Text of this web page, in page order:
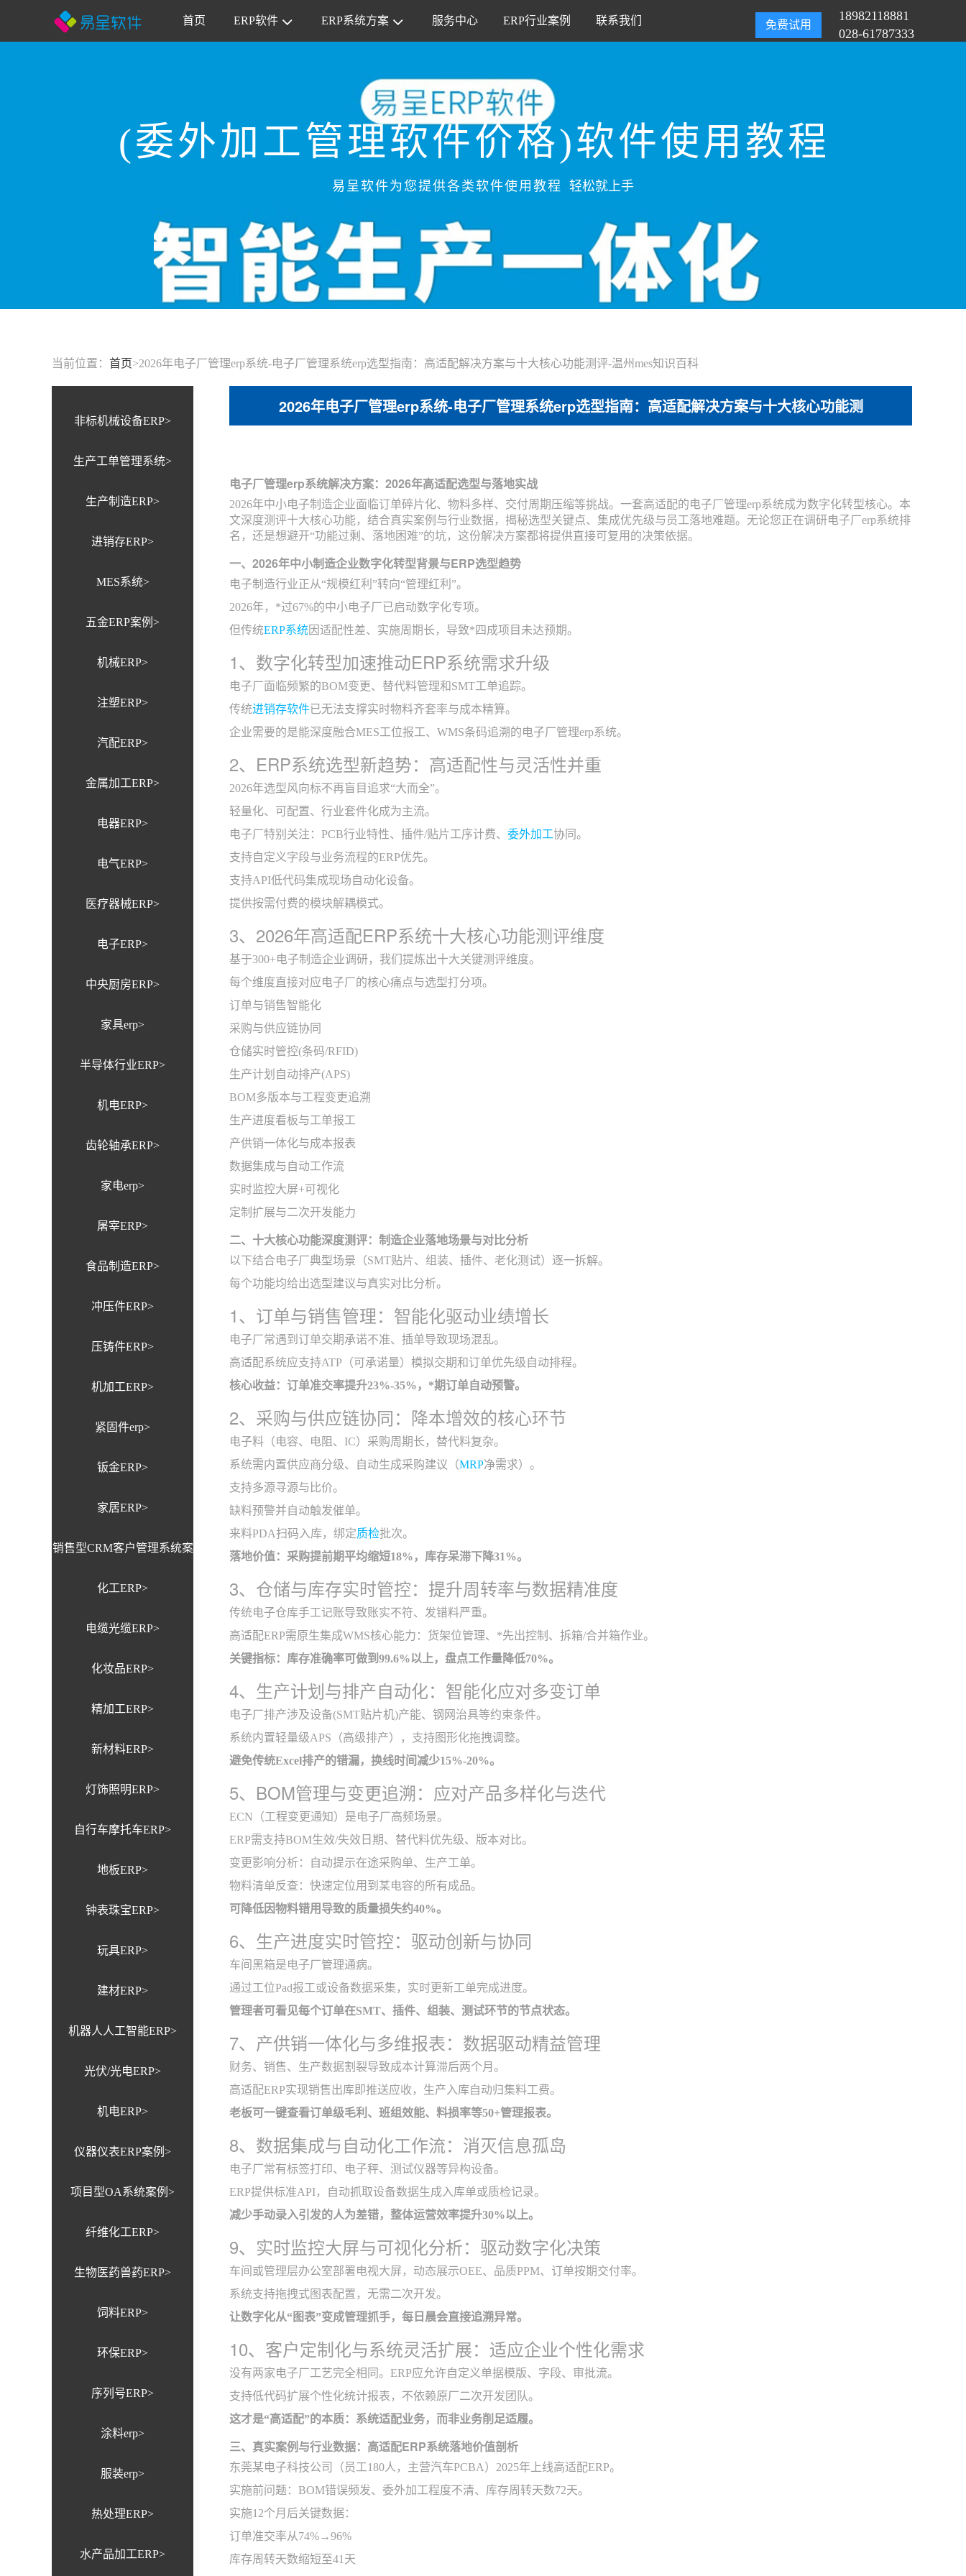
免费试用
18982118881
028-61787333
首页 ERP软件 ERP系统方案 服务中心 ERP行业案例 联系我们
(委外加工管理软件价格)软件使用教程
易呈软件为您提供各类软件使用教程 轻松就上手
当前位置： 首页>2026年电子厂管理erp系统-电子厂管理系统erp选型指南：高适配解决方案与十大核心功能测评-温州mes知识百科
非标机械设备ERP>
生产工单管理系统>
生产制造ERP>
进销存ERP>
MES系统>
五金ERP案例>
机械ERP>
注塑ERP>
汽配ERP>
金属加工ERP>
电器ERP>
电气ERP>
医疗器械ERP>
电子ERP>
中央厨房ERP>
家具erp>
半导体行业ERP>
机电ERP>
齿轮轴承ERP>
家电erp>
屠宰ERP>
食品制造ERP>
冲压件ERP>
压铸件ERP>
机加工ERP>
紧固件erp>
钣金ERP>
家居ERP>
销售型CRM客户管理系统案
例>
化工ERP>
电缆光缆ERP>
化妆品ERP>
精加工ERP>
新材料ERP>
灯饰照明ERP>
自行车摩托车ERP>
地板ERP>
钟表珠宝ERP>
玩具ERP>
建材ERP>
机器人人工智能ERP>
光伏/光电ERP>
机电ERP>
仪器仪表ERP案例>
项目型OA系统案例>
纤维化工ERP>
生物医药兽药ERP>
饲料ERP>
环保ERP>
序列号ERP>
涂料erp>
服装erp>
热处理ERP>
水产品加工ERP>
2026年电子厂管理erp系统-电子厂管理系统erp选型指南：高适配解决方案与十大核心功能测
电子厂管理erp系统解决方案：2026年高适配选型与落地实战
2026年中小电子制造企业面临订单碎片化、物料多样、交付周期压缩等挑战。一套高适配的电子厂管理erp系统成为数字化转型核心。本
文深度测评十大核心功能，结合真实案例与行业数据，揭秘选型关键点、集成优先级与员工落地难题。无论您正在调研电子厂erp系统排
名，还是想避开“功能过剩、落地困难”的坑，这份解决方案都将提供直接可复用的决策依据。
一、2026年中小制造企业数字化转型背景与ERP选型趋势
电子制造行业正从“规模红利”转向“管理红利”。
2026年，*过67%的中小电子厂已启动数字化专项。
但传统ERP系统因适配性差、实施周期长，导致*四成项目未达预期。
1、数字化转型加速推动ERP系统需求升级
电子厂面临频繁的BOM变更、替代料管理和SMT工单追踪。
传统进销存软件已无法支撑实时物料齐套率与成本精算。
企业需要的是能深度融合MES工位报工、WMS条码追溯的电子厂管理erp系统。
2、ERP系统选型新趋势：高适配性与灵活性并重
2026年选型风向标不再盲目追求“大而全”。
轻量化、可配置、行业套件化成为主流。
电子厂特别关注：PCB行业特性、插件/贴片工序计费、 委外加工协同。
支持自定义字段与业务流程的ERP优先。
支持API低代码集成现场自动化设备。
提供按需付费的模块解耦模式。
3、2026年高适配ERP系统十大核心功能测评维度
基于300+电子制造企业调研，我们提炼出十大关键测评维度。
每个维度直接对应电子厂的核心痛点与选型打分项。
订单与销售智能化
采购与供应链协同
仓储实时管控(条码/RFID)
生产计划自动排产(APS)
BOM多版本与工程变更追溯
生产进度看板与工单报工
产供销一体化与成本报表
数据集成与自动工作流
实时监控大屏+可视化
定制扩展与二次开发能力
二、十大核心功能深度测评：制造企业落地场景与对比分析
以下结合电子厂典型场景（SMT贴片、组装、插件、老化测试）逐一拆解。
每个功能均给出选型建议与真实对比分析。
1、订单与销售管理：智能化驱动业绩增长
电子厂常遇到订单交期承诺不准、插单导致现场混乱。
高适配系统应支持ATP（可承诺量）模拟交期和订单优先级自动排程。
核心收益：订单准交率提升23%-35%，*期订单自动预警。
2、采购与供应链协同：降本增效的核心环节
电子料（电容、电阻、IC）采购周期长，替代料复杂。
系统需内置供应商分级、自动生成采购建议（MRP净需求）。
支持多源寻源与比价。
缺料预警并自动触发催单。
来料PDA扫码入库，绑定质检批次。
落地价值：采购提前期平均缩短18%，库存呆滞下降31%。
3、仓储与库存实时管控：提升周转率与数据精准度
传统电子仓库手工记账导致账实不符、发错料严重。
高适配ERP需原生集成WMS核心能力：货架位管理、*先出控制、拆箱/合并箱作业。
关键指标：库存准确率可做到99.6%以上，盘点工作量降低70%。
4、生产计划与排产自动化：智能化应对多变订单
电子厂排产涉及设备(SMT贴片机)产能、钢网治具等约束条件。
系统内置轻量级APS（高级排产），支持图形化拖拽调整。
避免传统Excel排产的错漏，换线时间减少15%-20%。
5、BOM管理与变更追溯：应对产品多样化与迭代
ECN（工程变更通知）是电子厂高频场景。
ERP需支持BOM生效/失效日期、替代料优先级、版本对比。
变更影响分析：自动提示在途采购单、生产工单。
物料清单反查：快速定位用到某电容的所有成品。
可降低因物料错用导致的质量损失约40%。
6、生产进度实时管控：驱动创新与协同
车间黑箱是电子厂管理通病。
通过工位Pad报工或设备数据采集，实时更新工单完成进度。
管理者可看见每个订单在SMT、插件、组装、测试环节的节点状态。
7、产供销一体化与多维报表：数据驱动精益管理
财务、销售、生产数据割裂导致成本计算滞后两个月。
高适配ERP实现销售出库即推送应收，生产入库自动归集料工费。
老板可一键查看订单级毛利、班组效能、料损率等50+管理报表。
8、数据集成与自动化工作流：消灭信息孤岛
电子厂常有标签打印、电子秤、测试仪器等异构设备。
ERP提供标准API，自动抓取设备数据生成入库单或质检记录。
减少手动录入引发的人为差错，整体运营效率提升30%以上。
9、实时监控大屏与可视化分析：驱动数字化决策
车间或管理层办公室部署电视大屏，动态展示OEE、品质PPM、订单按期交付率。
系统支持拖拽式图表配置，无需二次开发。
让数字化从“图表”变成管理抓手，每日晨会直接追溯异常。
10、客户定制化与系统灵活扩展：适应企业个性化需求
没有两家电子厂工艺完全相同。ERP应允许自定义单据模版、字段、审批流。
支持低代码扩展个性化统计报表，不依赖原厂二次开发团队。
这才是“高适配”的本质：系统适配业务，而非业务削足适履。
三、真实案例与行业数据：高适配ERP系统落地价值剖析
东莞某电子科技公司（员工180人，主营汽车PCBA）2025年上线高适配ERP。
实施前问题：BOM错误频发、委外加工程度不清、库存周转天数72天。
实施12个月后关键数据：
订单准交率从74%→96%
库存周转天数缩短至41天